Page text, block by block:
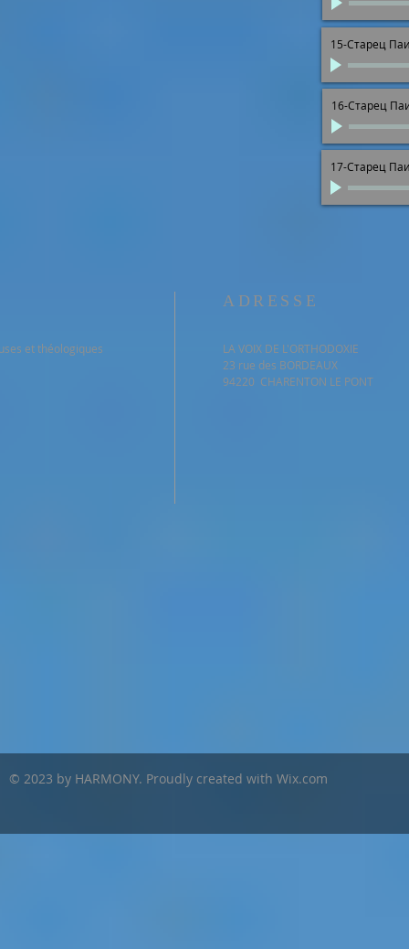
15-Старец
16-Старец
17-Старец
et théologiques
ADRESSE
LA VOIX DE L'ORTHODOXIE
23 rue des BORDEAUX
94220 CHARENTON LE PONT
© 2023 by HARMONY. Proudly created with Wix.com